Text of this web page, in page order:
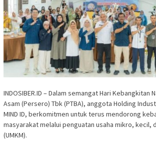
INDOSIBER.ID – Dalam semangat Hari Kebangkitan
Asam (Persero) Tbk (PTBA), anggota Holding
MIND ID, berkomitmen untuk terus mendorong
masyarakat melalui penguatan usaha mikro, kecil,
(UMKM).